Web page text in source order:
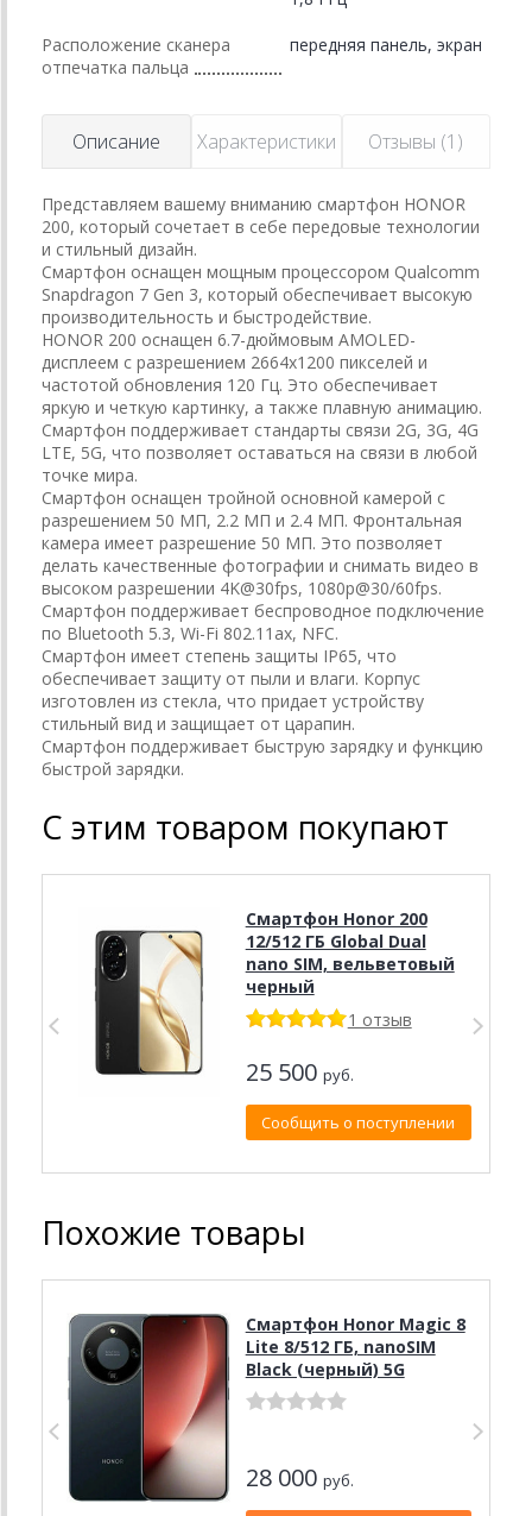
Расположение сканера
отпечатка пальца
передняя панель, экран
Описание Характеристики Отзывы (1)
Представляем вашему вниманию смартфон HONOR
200, который сочетает в себе передовые технологии
и стильный дизайн.
Смартфон оснащен мощным процессором Qualcomm
Snapdragon 7 Gen 3, который обеспечивает высокую
производительность и быстродействие.
HONOR 200 оснащен 6.7-дюймовым AMOLED-
дисплеем с разрешением 2664x1200 пикселей и
частотой обновления 120 Гц. Это обеспечивает
яркую и четкую картинку, а также плавную анимацию.
Смартфон поддерживает стандарты связи 2G, 3G, 4G
LTE, 5G, что позволяет оставаться на связи в любой
точке мира.
Смартфон оснащен тройной основной камерой с
разрешением 50 МП, 2.2 МП и 2.4 МП. Фронтальная
камера имеет разрешение 50 МП. Это позволяет
делать качественные фотографии и снимать видео в
высоком разрешении 4K@30fps, 1080p@30/60fps.
Смартфон поддерживает беспроводное подключение
по Bluetooth 5.3, Wi-Fi 802.11ax, NFC.
Смартфон имеет степень защиты IP65, что
обеспечивает защиту от пыли и влаги. Корпус
изготовлен из стекла, что придает устройству
стильный вид и защищает от царапин.
Смартфон поддерживает быструю зарядку и функцию
быстрой зарядки.
С этим товаром покупают
Смартфон Honor 200
12/512 ГБ Global Dual
nano SIM, вельветовый
черный
1 отзыв
25 500 руб.
Сообщить о поступлении
Похожие товары
Смартфон Honor Magic 8
Lite 8/512 ГБ, nanoSIM
Black (черный) 5G
28 000 руб.